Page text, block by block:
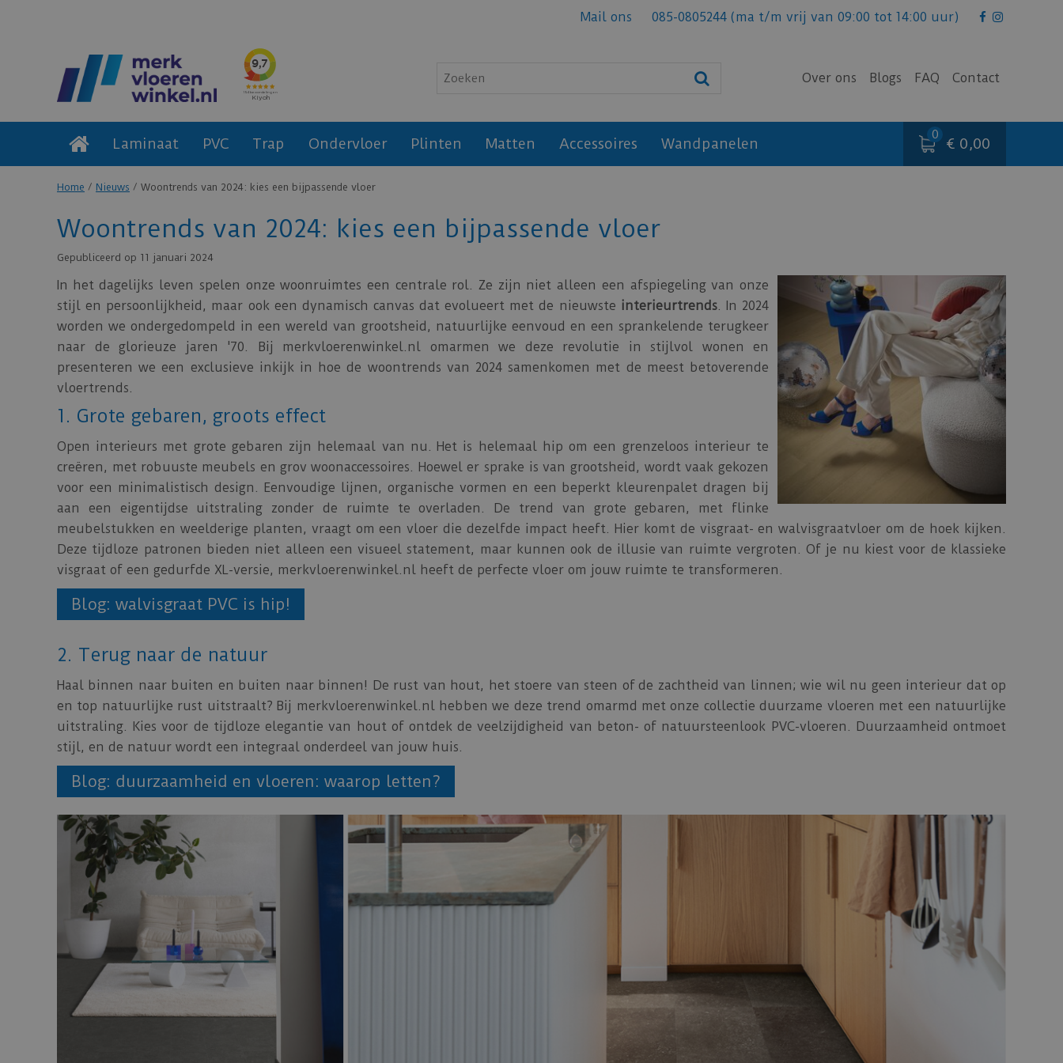
Home Nieuws Woontrends van 2024: kies een bijpassende vloer
Mail ons 085-0805244 (ma t/m vrij van 09:00 tot 14:00 uur)
Over ons Blogs FAQ Contact
Laminaat PVC Trap Ondervloer Plinten Matten Accessoires Wandpanelen € 0,00
Woontrends van 2024: kies een bijpassende vloer
Gepubliceerd op 11 januari 2024
In het dagelijks leven spelen onze woonruimtes een centrale rol. Ze zijn niet alleen een afspiegeling van onze
stijl en persoonlijkheid, maar ook een dynamisch canvas dat evolueert met de nieuwste interieurtrends. In 2024
worden we ondergedompeld in een wereld van grootsheid, natuurlijke eenvoud en een sprankelende terugkeer
naar de glorieuze jaren '70. Bij merkvloerenwinkel.nl omarmen we deze revolutie in stijlvol wonen en
presenteren we een exclusieve inkijk in hoe de woontrends van 2024 samenkomen met de meest betoverende
vloertrends.
1. Grote gebaren, groots effect
Open interieurs met grote gebaren zijn helemaal van nu. Het is helemaal hip om een grenzeloos interieur te
creëren, met robuuste meubels en grov woonaccessoires. Hoewel er sprake is van grootsheid, wordt vaak gekozen
voor een minimalistisch design. Eenvoudige lijnen, organische vormen en een beperkt kleurenpalet dragen bij
aan een eigentijdse uitstraling zonder de ruimte te overladen. De trend van grote gebaren, met flinke
meubelstukken en weelderige planten, vraagt om een vloer die dezelfde impact heeft. Hier komt de visgraat- en walvisgraatvloer om de hoek kijken.
Deze tijdloze patronen bieden niet alleen een visueel statement, maar kunnen ook de illusie van ruimte vergroten. Of je nu kiest voor de klassieke
visgraat of een gedurfde XL-versie, merkvloerenwinkel.nl heeft de perfecte vloer om jouw ruimte te transformeren.
Blog: walvisgraat PVC is hip!
2. Terug naar de natuur
Haal binnen naar buiten en buiten naar binnen! De rust van hout, het stoere van steen of de zachtheid van linnen; wie wil nu geen interieur dat op
en top natuurlijke rust uitstraalt? Bij merkvloerenwinkel.nl hebben we deze trend omarmd met onze collectie duurzame vloeren met een natuurlijke
uitstraling. Kies voor de tijdloze elegantie van hout of ontdek de veelzijdigheid van beton- of natuursteenlook PVC-vloeren. Duurzaamheid ontmoet
stijl, en de natuur wordt een integraal onderdeel van jouw huis.
Blog: duurzaamheid en vloeren: waarop letten?